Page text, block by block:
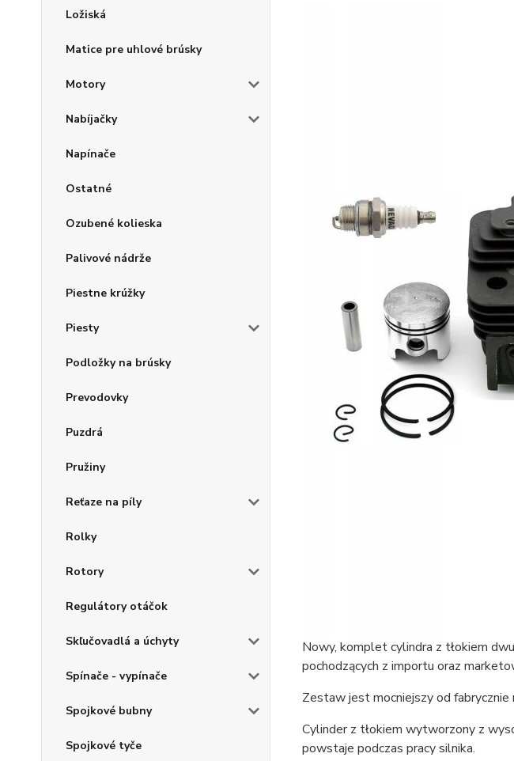
Ložiská
Matice pre uhlové brúsky
Motory
Nabíjačky
Napínače
Ostatné
Ozubené kolieska
Palivové nádrže
Piestne krúžky
Piesty
Podložky na brúsky
Prevodovky
Puzdrá
Pružiny
Reťaze na píly
Rolky
Rotory
Regulátory otáčok
Skľučovadlá a úchyty
Spínače - vypínače
Spojkové bubny
Spojkové tyče
Nowy, komplet cylindra z tłokiem
pochodzących z importu oraz
Zestaw jest mocniejszy od fabrycznie
Cylinder z tłokiem wytworzony z
powstaje podczas pracy silnika.